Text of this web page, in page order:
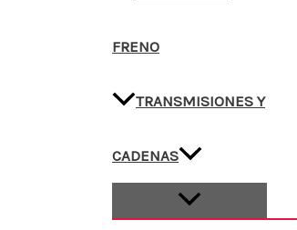
FRENO
TRANSMISIONES Y
CADENAS